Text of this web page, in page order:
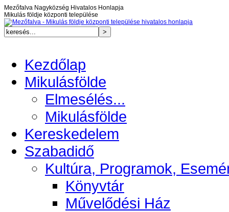
Mezőfalva Nagyközség Hivatalos Honlapja
Mikulás földje központi települése
Kezdőlap
Mikulásfölde
Elmesélés...
Mikulásfölde
Kereskedelem
Szabadidő
Kultúra, Programok,
Könyvtár
Művelődési Ház